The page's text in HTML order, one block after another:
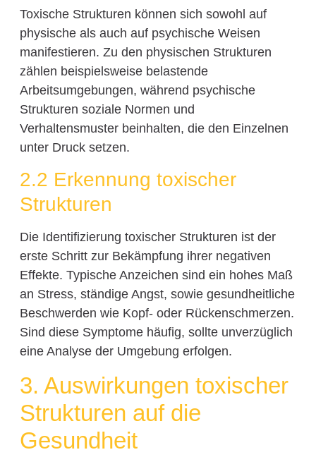
Toxische Strukturen können sich sowohl auf
physische als auch auf psychische Weisen
manifestieren. Zu den physischen Strukturen
zählen beispielsweise belastende
Arbeitsumgebungen, während psychische
Strukturen soziale Normen und
Verhaltensmuster beinhalten, die den Einzelnen
unter Druck setzen.
2.2 Erkennung toxischer
Strukturen
Die Identifizierung toxischer Strukturen ist der
erste Schritt zur Bekämpfung ihrer negativen
Effekte. Typische Anzeichen sind ein hohes Maß
an Stress, ständige Angst, sowie gesundheitliche
Beschwerden wie Kopf- oder Rückenschmerzen.
Sind diese Symptome häufig, sollte unverzüglich
eine Analyse der Umgebung erfolgen.
3. Auswirkungen toxischer
Strukturen auf die
Gesundheit